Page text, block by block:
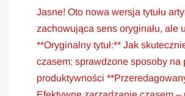
Jasne! Oto nowa wersja tytułu
zachowująca sens oryginału, ale
**Oryginalny tytuł:** Jak
czasem: sprawdzone sposoby na
produktywności